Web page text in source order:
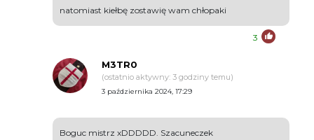
natomiast kiełbę zostawię wam chłopaki
3
M3TR0
(ostatnio aktywny: 3 godziny temu)
3 października 2024, 17:29
Boguc mistrz xDDDDD. Szacuneczek